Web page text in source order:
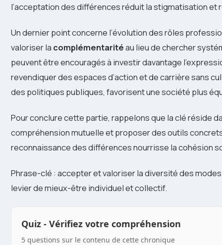
l’acceptation des différences réduit la stigmatisation et
Un dernier point concerne l’évolution des rôles
valoriser la complémentaritéau lieu de chercher
peuvent être encouragés à investir davantage
revendiquer des espaces d’action et de carrière sans
des politiques publiques, favorisent une société plus
Pour conclure cette partie, rappelons que la clé réside
compréhension mutuelle et proposer des outils
reconnaissance des différences nourrisse la cohésion
Phrase-clé : accepter et valoriser la diversité des
levier de mieux-être individuel et collectif.
Quiz - Vérifiez votre compréhension
5 questions sur le contenu de cette chronique